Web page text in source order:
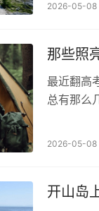
2026-05-08
那些照
最近翻高
总有那么
2026-05-08
开山岛